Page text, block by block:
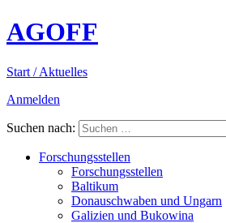
AGOFF
Start / Aktuelles
Anmelden
Suchen nach:
Forschungsstellen
Forschungsstellen
Baltikum
Donauschwaben und Ungarn
Galizien und Bukowina